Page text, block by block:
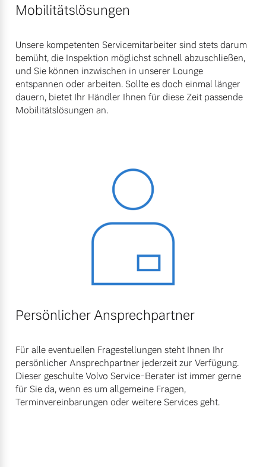
Mobilitätslösungen
Unsere kompetenten Servicemitarbeiter sind stets darum
bemüht, die Inspektion möglichst schnell abzuschließen,
und Sie können inzwischen in unserer Lounge
entspannen oder arbeiten. Sollte es doch einmal länger
dauern, bietet Ihr Händler Ihnen für diese Zeit passende
Mobilitätslösungen an.
Persönlicher Ansprechpartner
Für alle eventuellen Fragestellungen steht Ihnen Ihr
persönlicher Ansprechpartner jederzeit zur Verfügung.
Dieser geschulte Volvo Service-Berater ist immer gerne
für Sie da, wenn es um allgemeine Fragen,
Terminvereinbarungen oder weitere Services geht.